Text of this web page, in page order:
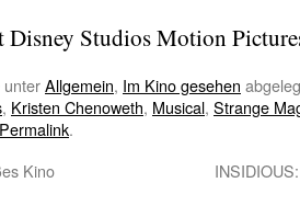
Disney Studios Motion
unterAllgemein, Im Kino gesehen
, Kristen Chenoweth, Musical, Strange
Permalink.
Kino